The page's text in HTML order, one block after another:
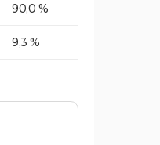
90,0 %
9,3 %